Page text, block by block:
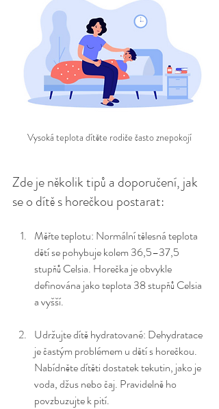
Vysoká teplota dítěte rodiče často znepokojí
Zde je několik tipů a doporučení, jak
se o dítě s horečkou postarat:
Měřte teplotu: Normální tělesná teplota
dětí se pohybuje kolem 36,5–37,5
stupňů Celsia. Horečka je obvykle
definována jako teplota 38 stupňů Celsia
a vyšší.
Udržujte dítě hydratované: Dehydratace
je častým problémem u dětí s horečkou.
Nabídněte dítěti dostatek tekutin, jako je
voda, džus nebo čaj. Pravidelně ho
povzbuzujte k pití.